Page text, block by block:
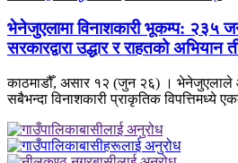
भेनेजुएलामा विनाशकारी भूकम्प: २३५
सरकारद्वारा उद्धार र राहतको अभियान
काठमाडौँ, असार १२ (जुन २६) ।
सबैभन्दा विनाशकारी प्राकृतिक विपत्तिमध्ये